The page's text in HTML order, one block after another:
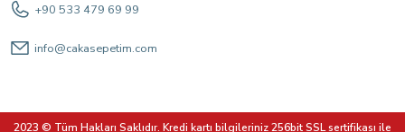
+90 533 479 69 99
info@cakasepetim.com
2023 © Tüm Hakları Saklıdır. Kredi kartı bilgileriniz 256bit SSL sertifikası ile